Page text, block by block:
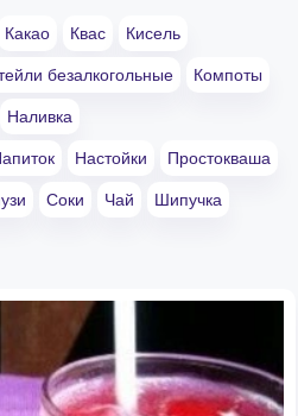
Какао Квас Кисель
безалкогольные Компоты
Наливка
Настойки Простокваша
Соки Чай Шипучка